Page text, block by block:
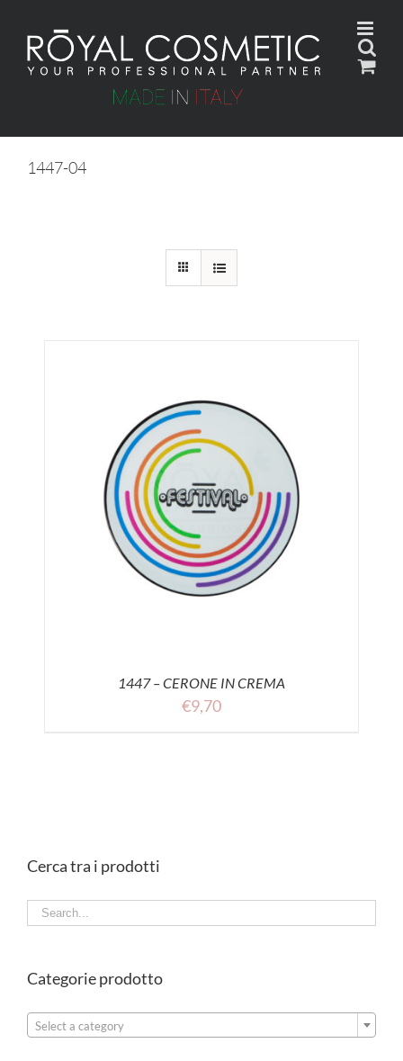
content
1447-04
1447 – CERONE IN CREMA
€9,70
Cerca tra i prodotti
Categorie prodotto
Select a category